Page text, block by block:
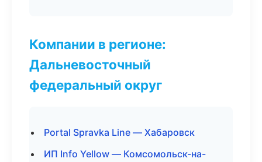
Компании в регионе:
Дальневосточный
федеральный округ
Portal Spravka Line — Хабаровск
ИП Info Yellow — Комсомольск-на-